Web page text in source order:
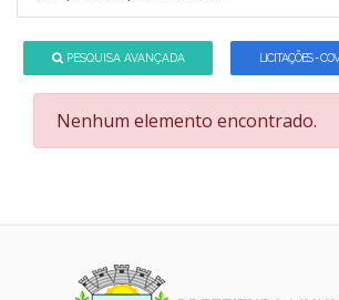
PESQUISA AVANÇADA LICITAÇÕES -
Nenhum elemento encontrado.